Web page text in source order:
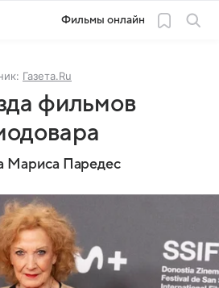
Фильмы онлайн
Газета.Ru
фильмов
Мариса Паредес